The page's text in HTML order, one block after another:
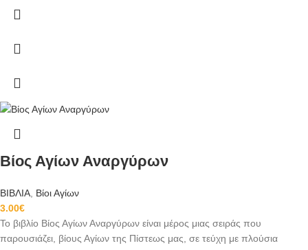
Βίος Αγίων Αναργύρων
ΒΙΒΛΙΑ Βίοι Αγίων
3.00€
Το βιβλίο Βίος Αγίων Αναργύρων είναι μέρος μιας σειράς που
παρουσιάζει, βίους Αγίων της Πίστεως μας, σε τεύχη με πλούσια